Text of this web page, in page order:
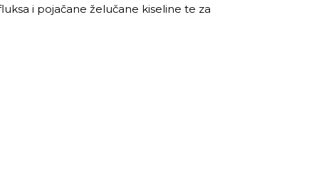
i pojačane želučane kiseline te za